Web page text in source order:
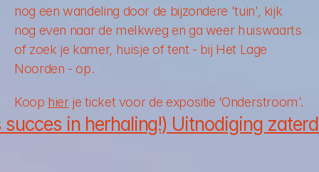
nog een wandeling door de bijzondere 'tuin', kijk
nog even naar de melkweg en ga weer huiswaarts
of zoek je kamer, huisje of tent - bij Het Lage
Noorden - op.
Koop hier je ticket voor de expositie ‘Onderstroom’.
in herhaling!) Uitnodiging